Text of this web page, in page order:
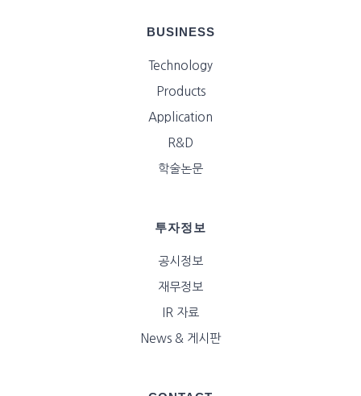
BUSINESS
Technology
Products
Application
R&D
학술논문
투자정보
공시정보
재무정보
IR 자료
News & 게시판